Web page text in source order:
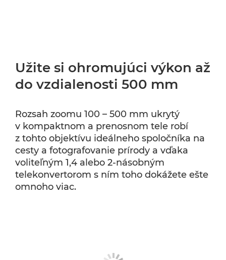
Užite si ohromujúci výkon až
do vzdialenosti 500 mm
Rozsah zoomu 100 – 500 mm ukrytý
v kompaktnom a prenosnom tele robí
z tohto objektívu ideálneho spoločníka na
cesty a fotografovanie prírody a vďaka
voliteľným 1,4 alebo 2-násobným
telekonvertorom s ním toho dokážete ešte
omnoho viac.